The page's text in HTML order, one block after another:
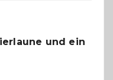
geworden
und ein